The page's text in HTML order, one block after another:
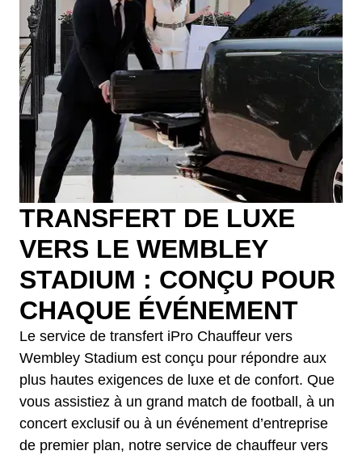
TRANSFERT DE LUXE
VERS LE WEMBLEY
STADIUM : CONÇU POUR
CHAQUE ÉVÉNEMENT
Le service de transfert iPro Chauffeur vers
Wembley Stadium est conçu pour répondre aux
plus hautes exigences de luxe et de confort. Que
vous assistiez à un grand match de football, à un
concert exclusif ou à un événement d’entreprise
de premier plan, notre service de chauffeur vers